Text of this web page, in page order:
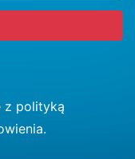
z polityką